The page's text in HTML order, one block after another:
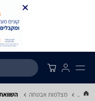
... מצלמות אבטחה השוואת